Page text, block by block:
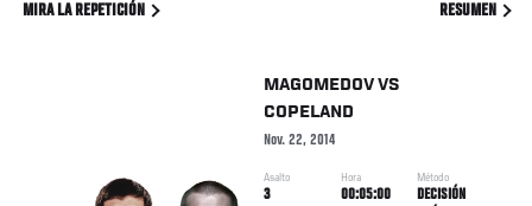
MIRA LA REPETICIÓN RESUMEN
MAGOMEDOV VS
COPELAND
Nov. 22, 2014
Asalto
3
Hora
00:05:00
Método
DECISIÓN